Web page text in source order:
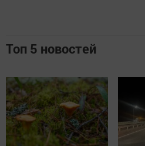
Топ 5 новостей